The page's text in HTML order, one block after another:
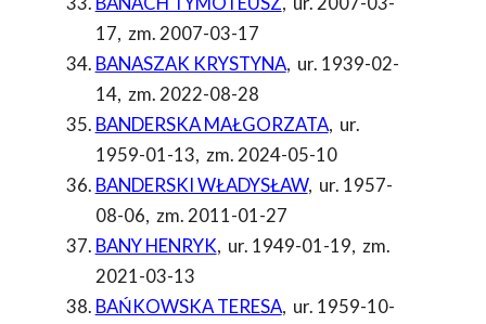
17, zm. 2007-03-17
BANASZAK KRYSTYNA, ur. 1939-02-
14, zm. 2022-08-28
BANDERSKA MAŁGORZATA, ur.
1959-01-13, zm. 2024-05-10
BANDERSKI WŁADYSŁAW, ur. 1957-
08-06, zm. 2011-01-27
BANY HENRYK, ur. 1949-01-19, zm.
2021-03-13
BAŃKOWSKA TERESA, ur. 1959-10-